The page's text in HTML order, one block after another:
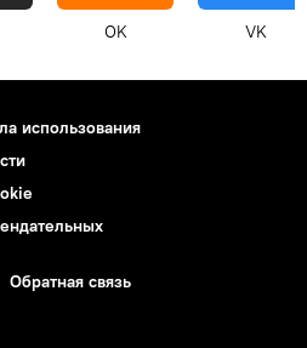
OK VK
использования
Обратная связь